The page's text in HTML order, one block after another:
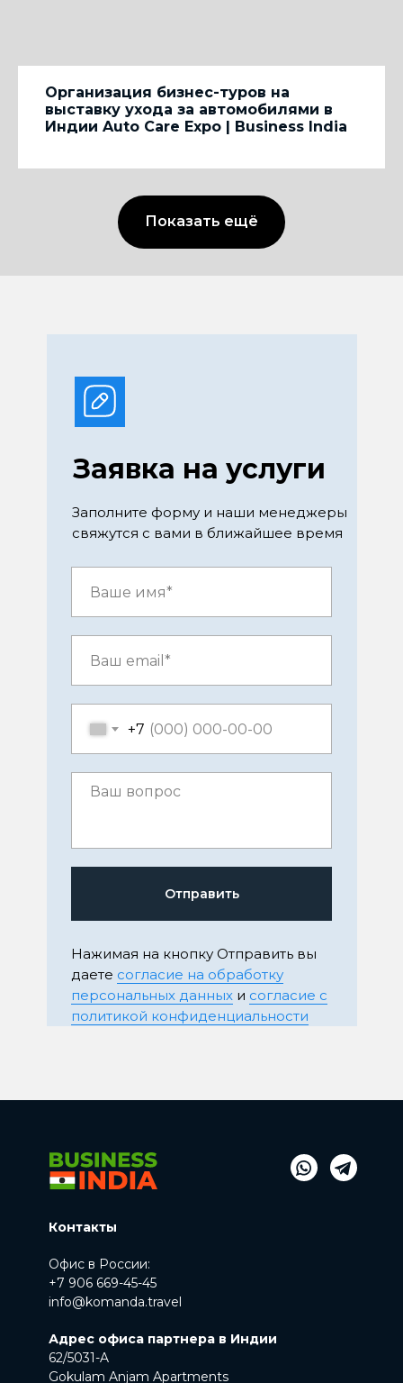
Организация бизнес-туров на
выставку ухода за автомобилями в
Индии Auto Care Expo | Business India
Показать ещё
Заполните форму и наши менеджеры
свяжутся с вами в ближайшее время
Заявка на услуги
+7
Отправить
Нажимая на кнопку Отправить вы
даете согласие на обработку
персональных данных и согласие с
политикой конфиденциальности
Контакты
Офис в России:
+7 906 669-45-45
info@komanda.travel
Адрес офиса партнера в Индии
62/5031-A
Gokulam Anjam Apartments